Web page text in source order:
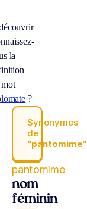
la
?
Synonymes
de
“pantomime“
pantomime
nom
féminin